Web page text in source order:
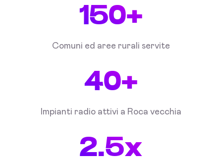
150+
Comuni ed aree rurali servite
40+
Impianti radio attivi a Roca vecchia
2.5x